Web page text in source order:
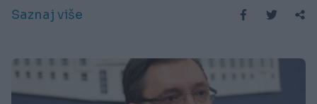
Saznaj više